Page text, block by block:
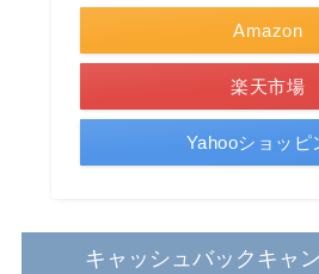
Amazon
楽天市場
Yahooショッピ
キャッシュバックキャ